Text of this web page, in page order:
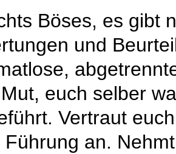
Böses, es gibt
und
euch selber
Vertraut
Führung an.